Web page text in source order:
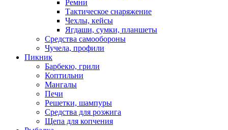
Ремни
Тактическое снаряжение
Чехлы, кейсы
Ягдаши, сумки, планшеты
Средства самообороны
Чучела, профили
Пикник
Барбекю, грили
Коптильни
Мангалы
Печи
Решетки, шампуры
Средства для розжига
Щепа для копчения